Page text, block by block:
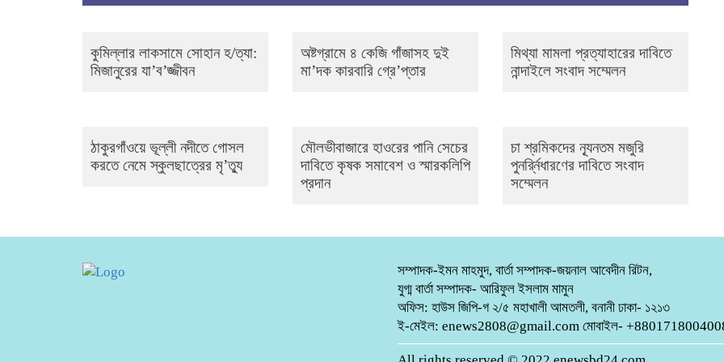
কুমিল্লার লাকসামে সোহান হ/ত্যা:
মিজানুরের যা’ব’জ্জীবন
অষ্টগ্রামে ৪ কেজি গাঁজাসহ দুই
মা’দক কারবারি গ্রে’প্তার
মিথ্যা মামলা প্রত্যাহারের দাবিতে
নান্দাইলে সংবাদ সম্মেলন
ঠাকুরগাঁওয়ে ভূল্লী নদীতে গোসল
করতে নেমে স্কুলছাত্রের মৃ’ত্যু
মৌলভীবাজারে হাওরের পানি সেচের
দাবিতে কৃষক সমাবেশ ও স্মারকলিপি
প্রদান
চা শ্রমিকদের ন্যূনতম মজুরি
পুনর্র্নিধারণের দাবিতে সংবাদ
সম্মেলন
সম্পাদক-ইমন মাহমুদ, বার্তা সম্পাদক-জয়নাল আবেদীন রিটন,
যুগ্ম বার্তা সম্পাদক- আরিফুল ইসলাম মামুন
অফিস: হাউস জিপি-গ ২/৫ মহাখালী আমতলী, বনানী ঢাকা- ১২১৩
ই-মেইল: enews2808@gmail.com মোবাইল-